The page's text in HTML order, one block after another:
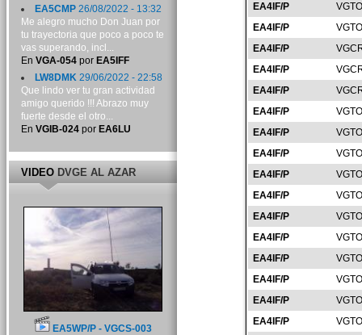
EA4IF/P
EA4IF/P
EA4IF/P
EA4IF/P
EA4IF/P
EA4IF/P
EA4IF/P
EA4IF/P
EA4IF/P
EA4IF/P
EA4IF/P
EA4IF/P
EA4IF/P
EA4IF/P
EA4IF/P
EA4IF/P
EA5CMP26/08/2022 - 13:32
Me alegro mucho Don Juan por
tu trayectoria que poco a poco te
vas superando, incl...
En VGA-054por EA5IFF
LW8DMK29/06/2022 - 22:58
Que lindo ver tu gran actividad
amigo querido !!! Abrazo muy
fuerte desde el otro...
En VGIB-024por EA6LU
VIDEODVGE AL AZAR
EA5WP/P - VGCS-003